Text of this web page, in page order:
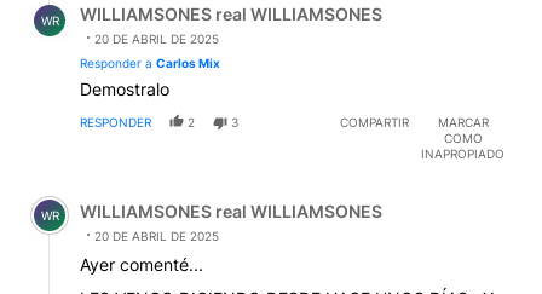
WR WILLIAMSONES real WILLIAMSONES
20 DE ABRIL DE 2025
Responder a Carlos Mix
Demostralo
RESPONDER 2 3 COMPARTIR
MARCAR
COMO
INAPROPIADO
Comentario de WILLIAMSONES real WILLIAMSONES.
WR WILLIAMSONES real WILLIAMSONES
20 DE ABRIL DE 2025
Ayer comenté...